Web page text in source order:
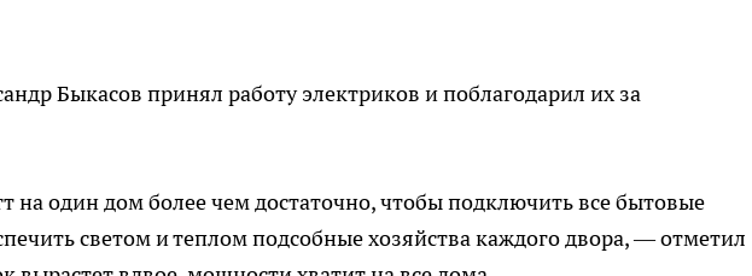
Быкасов принял работу электриков и поблагодарил их за
на один дом более чем достаточно, чтобы подключить все бытовые
светом и теплом подсобные хозяйства каждого двора, — отметил